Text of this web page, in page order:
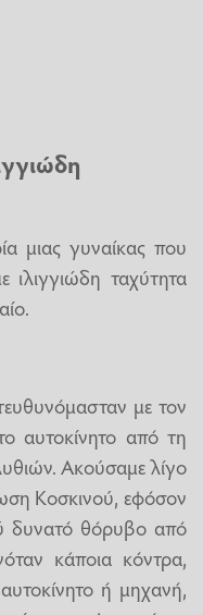
μιας γυναίκας που
ιλιγγιώδη ταχύτητα
με τον
αυτοκίνητο από τη
Ακούσαμε λίγο
Κοσκινού, εφόσον
δυνατό θόρυβο από
κάποια κόντρα,
ή μηχανή,